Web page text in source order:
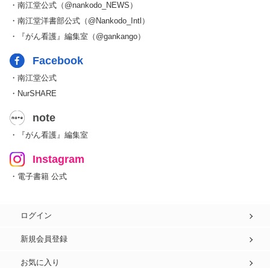
・南江堂公式（@nankodo_NEWS）
・南江堂洋書部公式（@Nankodo_Intl）
・『がん看護』編集室（@gankango）
Facebook
・南江堂公式
・NurSHARE
note
・『がん看護』編集室
Instagram
・電子書籍 公式
ログイン
新規会員登録
お気に入り